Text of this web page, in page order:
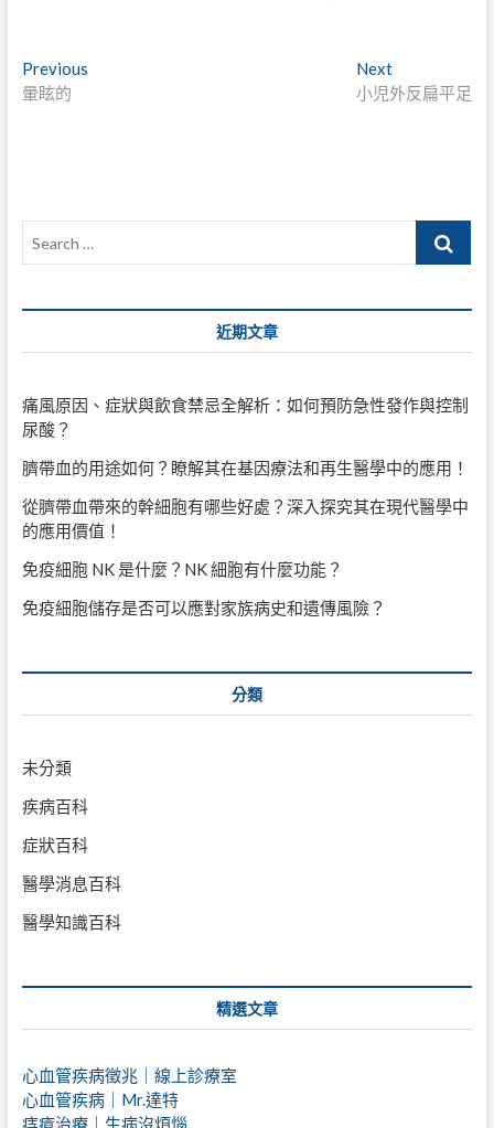
文
章
PreviousPrevious
暈眩的
NextNext
post:
小児外反扁平足
Search
近期文章
痛風原因、症狀與飲食禁忌全解析：如何預防急性發作與控制
尿酸？
臍帶血的用途如何？瞭解其在基因療法和再生醫學中的應用！
從臍帶血帶來的幹細胞有哪些好處？深入探究其在現代醫學中
的應用價值！
免疫細胞 NK 是什麼？NK 細胞有什麼功能？
免疫細胞儲存是否可以應對家族病史和遺傳風險？
分類
未分類
疾病百科
症狀百科
醫學消息百科
醫學知識百科
精選文章
心血管疾病徵兆｜線上診療室
心血管疾病｜Mr.達特
痔瘡治療｜ 生病沒煩惱